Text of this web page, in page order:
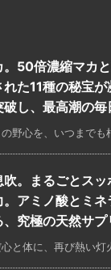
50倍濃縮マカ
た11種の秘宝
し、最高潮の毎
野心を、いつまで
。まるごとス
アミノ酸とミネ
究極の天然サプ
と体に、再び熱い